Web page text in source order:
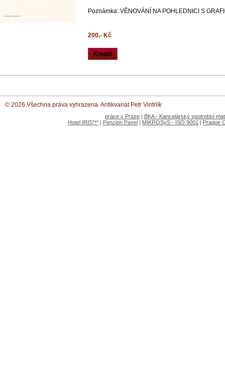
Poznámka: VĚNOVÁNÍ NA POHLEDNICI S
200,- Kč
Koupit
© 2026 Všechna práva vyhrazena. Antikvariát Petr Vintrlík
práce v Praze | BKA - Kancelárský spotrební
Hotel IRIS*** | Penzion Pavel | MIKROSyS - ISO 9001 | Prague